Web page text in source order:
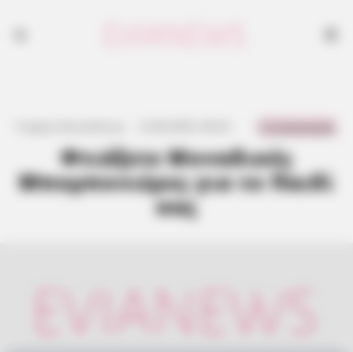
Φτιάξετε Μοναδικές
Μπομπονιέρες για το Παιδί
σας